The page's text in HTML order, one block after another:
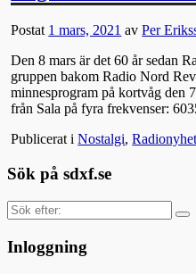
Postat 1 mars, 2021 avPer
Den 8 mars är det 60 år sedan
gruppen bakom Radio Nord
minnesprogram på kortvåg den
från Sala på fyra frekvenser:
Publicerat i Nostalgi,
Sök på sdxf.se
Sök
efter:
Inloggning